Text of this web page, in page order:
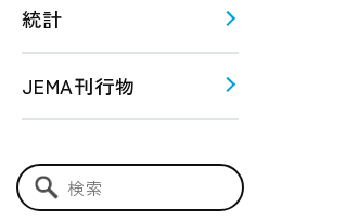
統計
JEMA刊行物
検索キーワード入力
連
！